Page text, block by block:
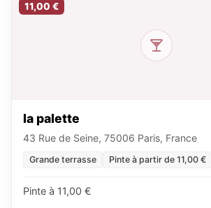
11,00 €
la palette
43 Rue de Seine, 75006 Paris, France
Grande terrasse Pinte à partir de 11,00 €
Pinte à 11,00 €